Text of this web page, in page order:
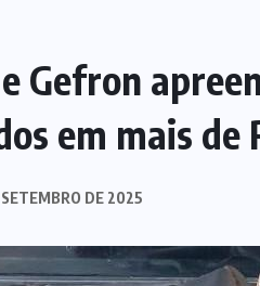
Gefron
em mais de
DE 2025